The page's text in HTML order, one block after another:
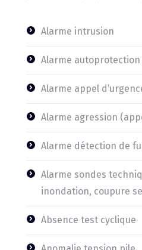
Alarme intrusion
Alarme autoprotection
Alarme appel
Alarme agression
Alarme détection de
Alarme sondes
inondation, coupure
Absence test cyclique